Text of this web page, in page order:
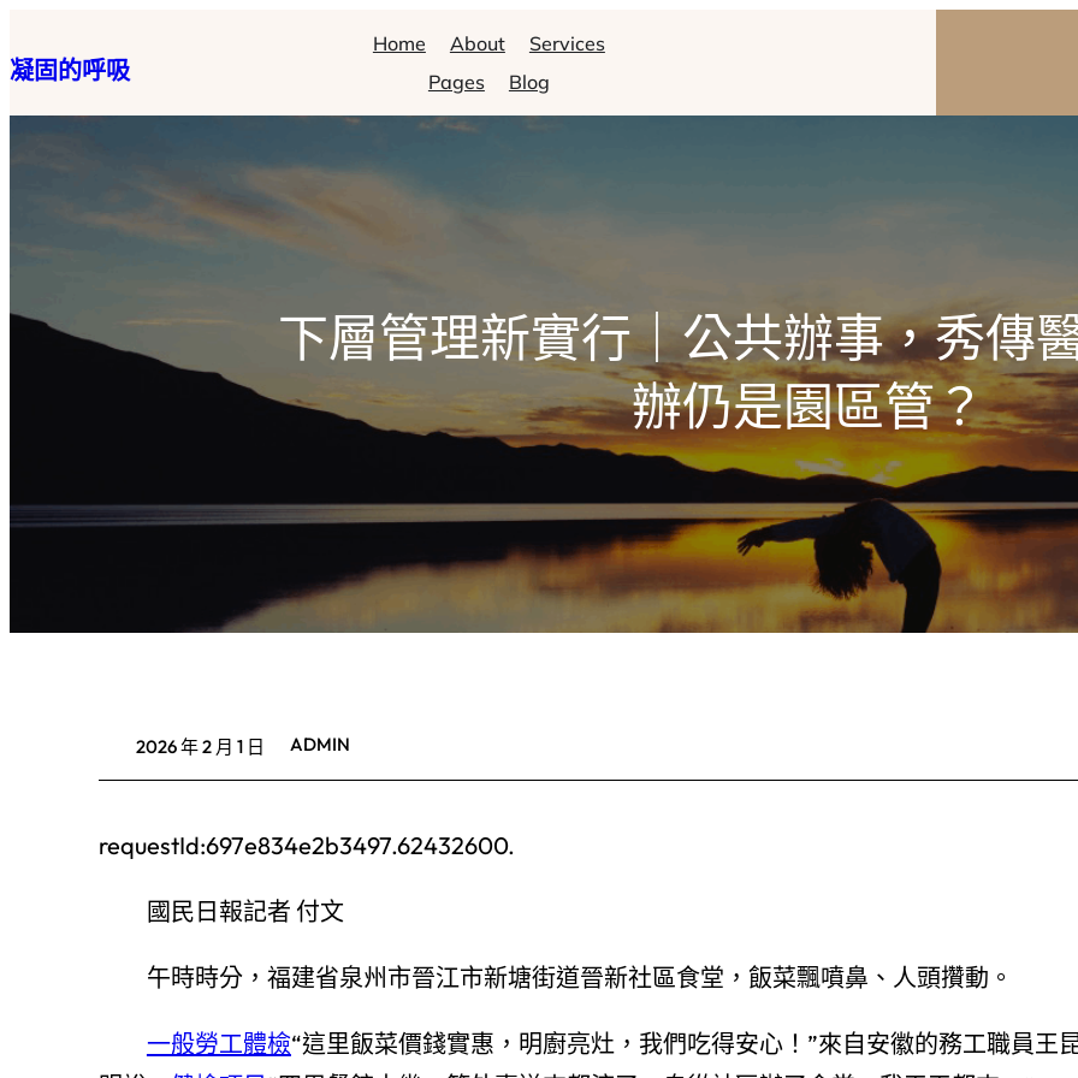
至
主
凝固的呼吸
Home About
Services
Pages
Blog
下層管理新實行｜公共辦事，秀傳
辦仍是園區管？
2026 年 2 月 1 日 ADMIN
requestId:697e834e2b3497.62432600.
國民日報記者 付文
午時時分，福建省泉州市晉江市新塘街道晉新社區食堂，飯菜飄噴鼻、人頭攢動。
一般勞工體檢“這里飯菜價錢實惠，明廚亮灶，我們吃得安心！”來自安徽的務工職員王